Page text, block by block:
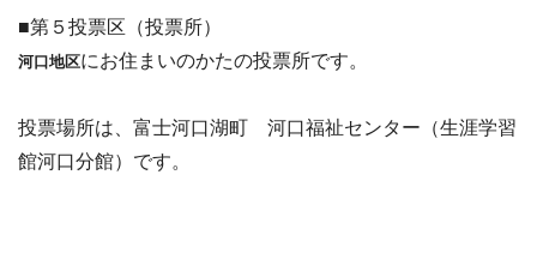
■第５投票区（投票所）
河口地区にお住まいのかたの投票所です。
投票場所は、富士河口湖町 河口福祉センター（生涯学習
館河口分館）です。